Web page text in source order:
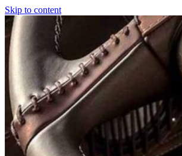
Skip to content